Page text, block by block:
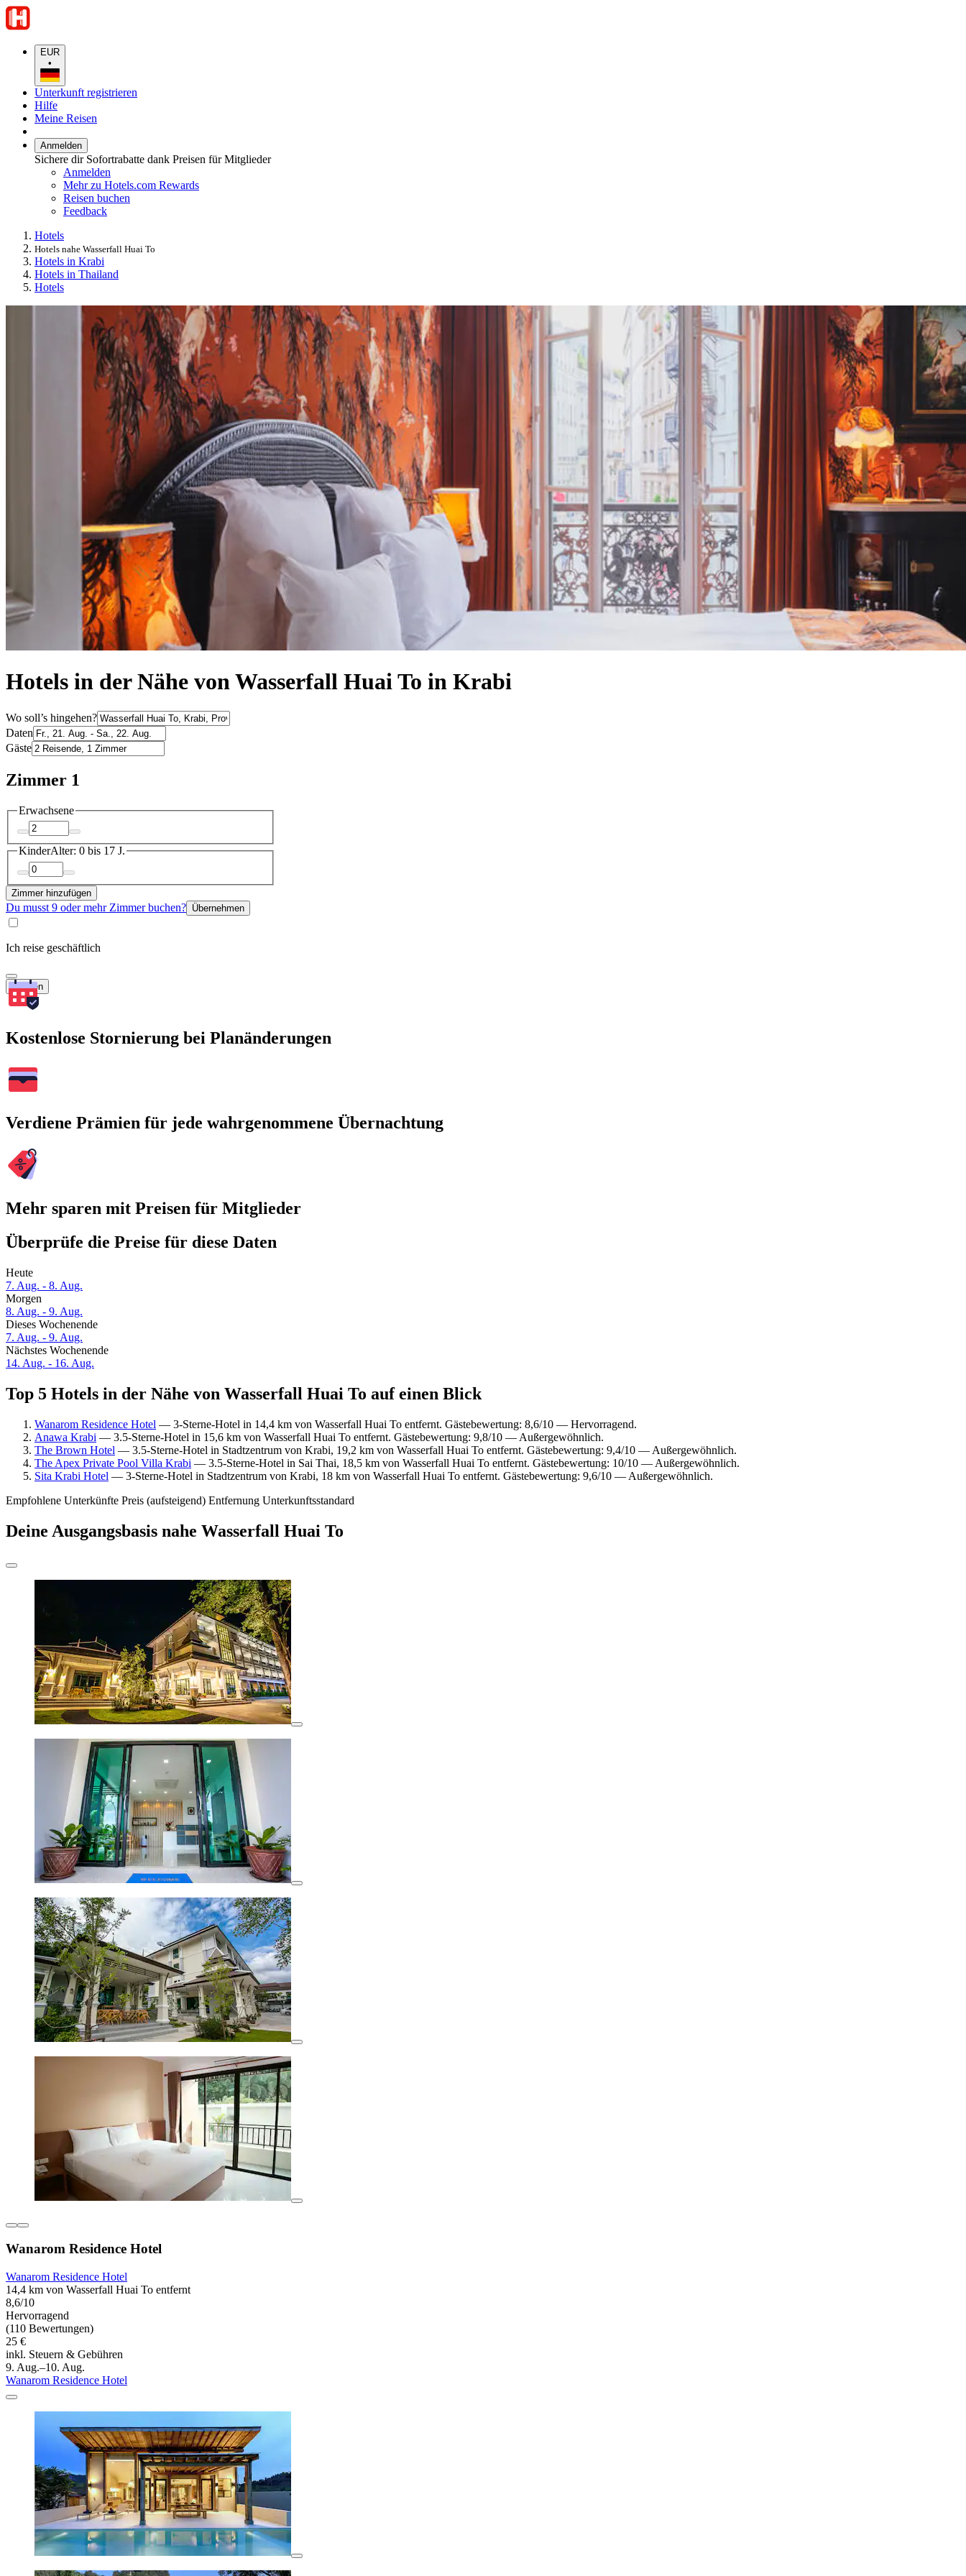
EUR
•
Unterkunft registrieren
Hilfe
Meine Reisen
Anmelden
Sichere dir Sofortrabatte dank Preisen für Mitglieder
Anmelden
Mehr zu Hotels.com Rewards
Reisen buchen
Feedback
Hotels
Hotels nahe Wasserfall Huai To
Hotels in Krabi
Hotels in Thailand
Hotels
Hotels in der Nähe von Wasserfall Huai To in Krabi
Wo soll’s hingehen?
Daten
Gäste
Zimmer 1
Erwachsene
KinderAlter: 0 bis 17 J.
Zimmer hinzufügen
Du musst 9 oder mehr Zimmer buchen? Übernehmen
Ich reise geschäftlich
Suchen
Kostenlose Stornierung bei Planänderungen
Verdiene Prämien für jede wahrgenommene Übernachtung
Mehr sparen mit Preisen für Mitglieder
Überprüfe die Preise für diese Daten
Heute
7. Aug. - 8. Aug.
Morgen
8. Aug. - 9. Aug.
Dieses Wochenende
7. Aug. - 9. Aug.
Nächstes Wochenende
14. Aug. - 16. Aug.
Top 5 Hotels in der Nähe von Wasserfall Huai To auf einen Blick
Wanarom Residence Hotel — 3-Sterne-Hotel in 14,4 km von Wasserfall Huai To entfernt. Gästebewertung: 8,6/10 — Hervorragend.
Anawa Krabi — 3.5-Sterne-Hotel in 15,6 km von Wasserfall Huai To entfernt. Gästebewertung: 9,8/10 — Außergewöhnlich.
The Brown Hotel — 3.5-Sterne-Hotel in Stadtzentrum von Krabi, 19,2 km von Wasserfall Huai To entfernt. Gästebewertung: 9,4/10 — Außergewöhnlich.
The Apex Private Pool Villa Krabi — 3.5-Sterne-Hotel in Sai Thai, 18,5 km von Wasserfall Huai To entfernt. Gästebewertung: 10/10 — Außergewöhnlich.
Sita Krabi Hotel — 3-Sterne-Hotel in Stadtzentrum von Krabi, 18 km von Wasserfall Huai To entfernt. Gästebewertung: 9,6/10 — Außergewöhnlich.
Empfohlene Unterkünfte Preis (aufsteigend) Entfernung Unterkunftsstandard
Deine Ausgangsbasis nahe Wasserfall Huai To
Wanarom Residence Hotel
Wanarom Residence Hotel
14,4 km von Wasserfall Huai To entfernt
8,6/10
Hervorragend
(110 Bewertungen)
25 €
inkl. Steuern & Gebühren
9. Aug.–10. Aug.
Wanarom Residence Hotel